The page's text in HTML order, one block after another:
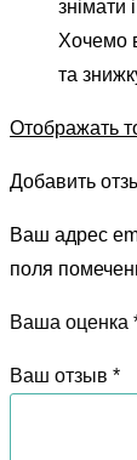
знімати
Хочемо
та
Отображать
Добавить
Ваш адрес
поля
Ваша оценка
Ваш отзыв *